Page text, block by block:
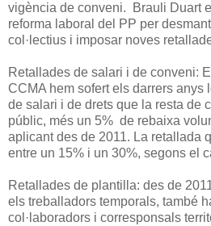
vigència de conveni. Brauli Duart
reforma laboral del PP per
col·lectius i imposar noves
Retallades de salari i de conveni:
CCMA hem sofert els darrers anys
de salari i de drets que la resta de
públic, més un 5% de rebaixa
aplicant des de 2011. La retallada
entre un 15% i un 30%, segons el
Retallades de plantilla: des de
els treballadors temporals, també
col·laboradors i corresponsals